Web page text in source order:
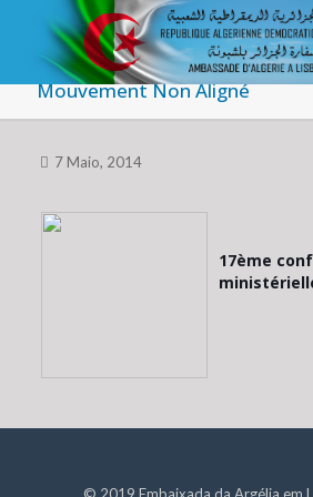
Mouvement Non Aligné
7 Maio, 2014
17ème